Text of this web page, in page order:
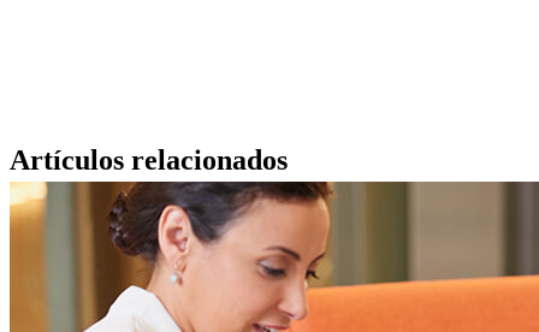
Artículos relacionados